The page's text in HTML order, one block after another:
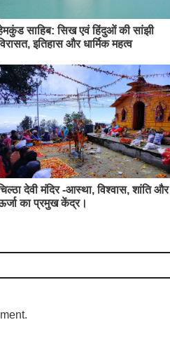
साहिब: सिख एवं हिंदुओं की सांझी
इतिहास और धार्मिक महत्व
देवी मंदिर -आस्था, विश्वास, शांति और
का प्रमुख केंद्र।